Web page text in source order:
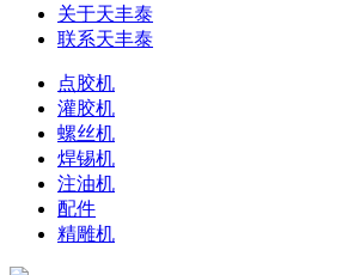
关于天丰泰
联系天丰泰
点胶机
灌胶机
螺丝机
焊锡机
注油机
配件
精雕机